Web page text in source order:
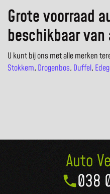
Grote voorraad
beschikbaar
U kunt bij ons met alle merken
Stokkem, Drogenbos, Duffel,
Auto
038